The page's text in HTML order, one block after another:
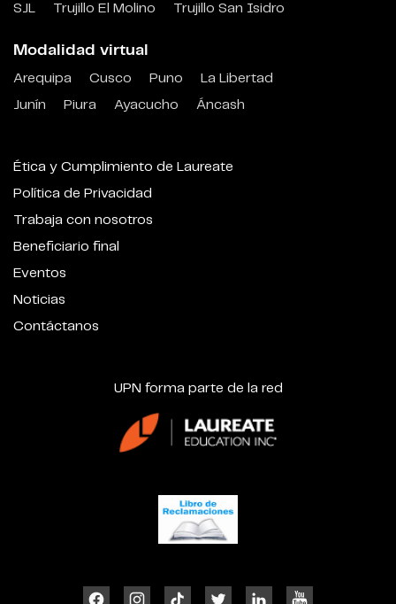
SJL
Trujillo El Molino Trujillo San Isidro
Modalidad virtual
Arequipa Cusco Puno
La Libertad
Junín
Piura Ayacucho Áncash
Ética y Cumplimiento de Laureate
Política de Privacidad
Trabaja con nosotros
Beneficiario final
Eventos
Noticias
Contáctanos
UPN forma parte de la red